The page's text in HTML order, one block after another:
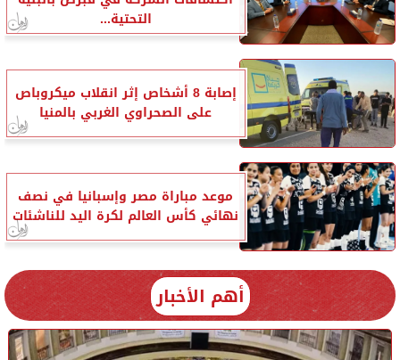
التحتية...
إصابة 8 أشخاص إثر انقلاب ميكروباص
على الصحراوي الغربي بالمنيا
موعد مباراة مصر وإسبانيا في نصف
نهائي كأس العالم لكرة اليد للناشئات
أهم الأخبار